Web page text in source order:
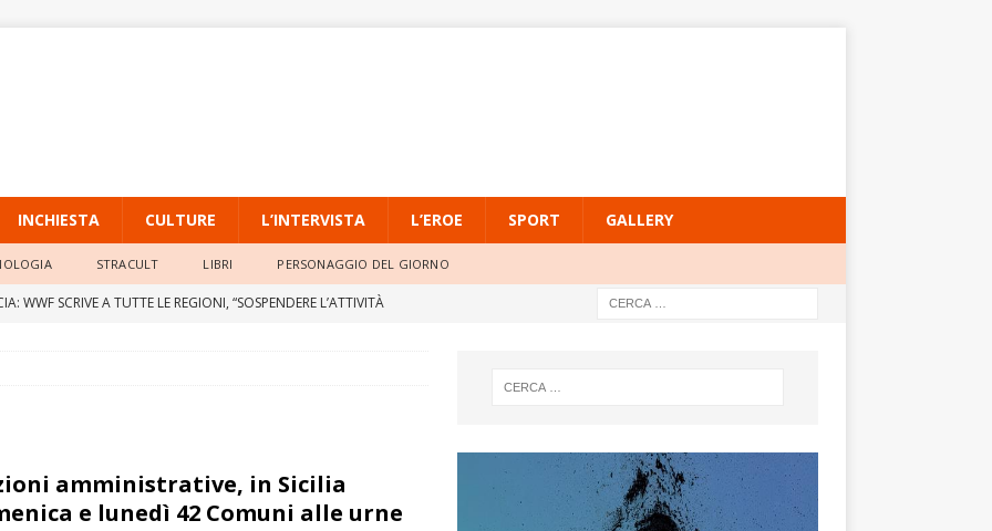
INCHIESTA CULTURE L’INTERVISTA L’EROE SPORT GALLERY
STRACULT LIBRI PERSONAGGIO DEL GIORNO
WWF SCRIVE A TUTTE LE REGIONI, “SOSPENDERE L’ATTIVITÀ
si astiene: ‘fate pena’
ATTUALITÀ
amministrative, in Sicilia
e lunedì 42 Comuni alle urne